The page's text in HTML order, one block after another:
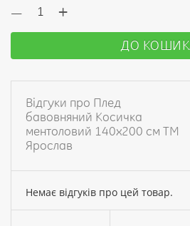
— +
ДО
Відгуки про Плед
бавовняний Косичка
ментоловий 140х200 см ТМ
Ярослав
Немає відгуків про цей товар.
Ваше